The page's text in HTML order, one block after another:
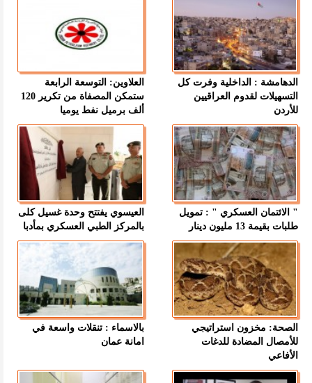
الدهامشة : الداخلية وفرت كل
التسهيلات لقدوم العراقيين
للأردن
العلاوين: التوسعة الرابعة
ستمكن المصفاة من تكرير 120
ألف برميل نفط يوميا
" الائتمان العسكري " : تمويل
طلبات بقيمة 13 مليون دينار
العيسوي يفتتح وحدة غسيل كلى
بالمركز الطبي العسكري بمأدبا
الصحة: مخزون استراتيجي
للأمصال المضادة للدغات
الأفاعي
بالاسماء : تنقلات واسعة في
امانة عمان